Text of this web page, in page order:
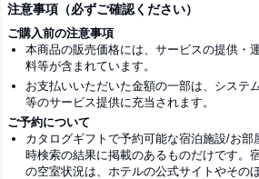
注意事項（必ずご確認ください）
ご購入前の注意事項
本商品の販売価格には、サービスの提供・
料等が含まれています。
お支払いいただいた金額の一部は、システ
等のサービス提供に充当されます。
ご予約について
カタログギフトで予約可能な宿泊施設/お部
時検索の結果に掲載のあるものだけです。
の空室状況は、ホテルの公式サイトやその